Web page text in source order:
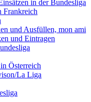
in der Bundesliga
Frankreich
und Ausfüllen, mon ami
und Eintragen
Österreich
La Liga